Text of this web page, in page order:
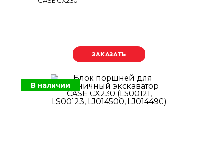
Уточняйте цену
В наличии